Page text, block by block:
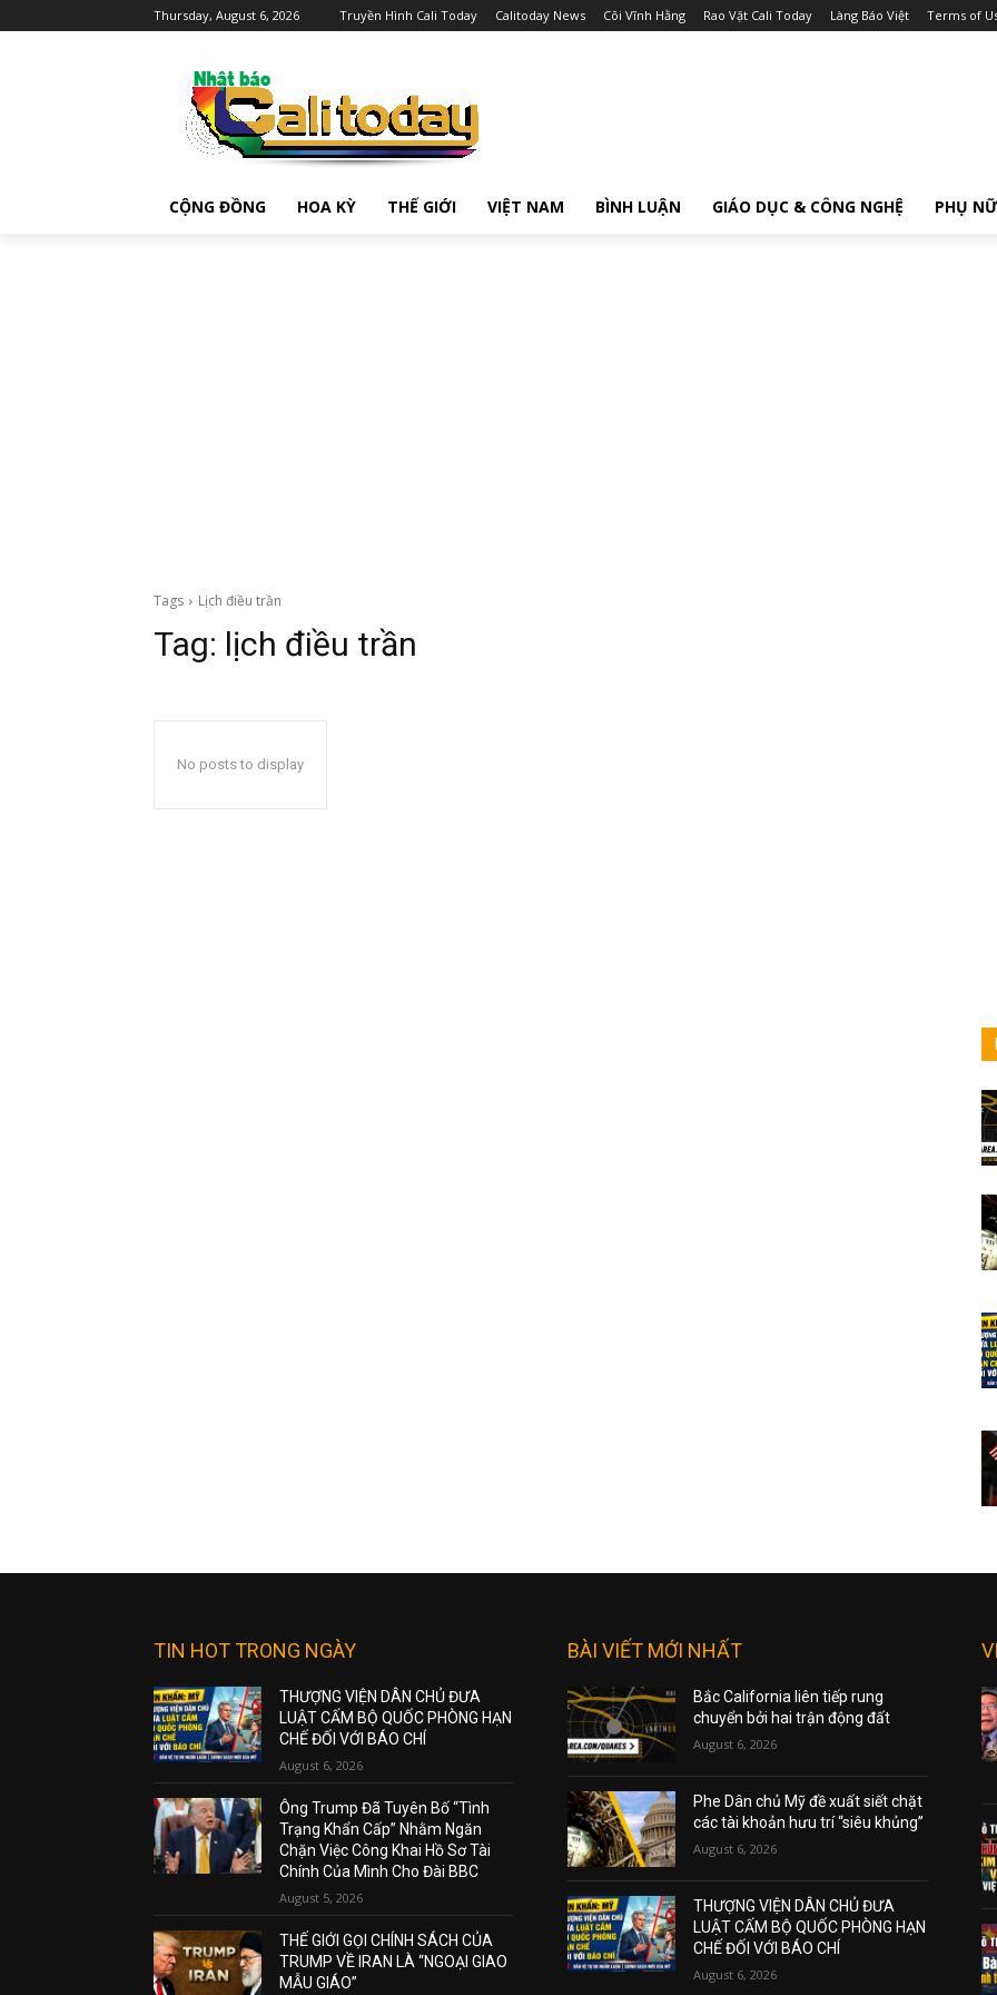
Thursday, August 6, 2026 Truyền Hình Cali Today Calitoday News Cõi Vĩnh Hằng Rao Vặt Cali Today Làng Báo Việt Terms of
CỘNG ĐỒNG HOA KỲ THẾ GIỚI VIỆT NAM BÌNH LUẬN GIÁO DỤC & CÔNG NGHỆ PHỤ NỮ
Tags Lịch điều trần
Tag: lịch điều trần
No posts to display
TIN HOT TRONG NGÀY
THƯỢNG VIỆN DÂN CHỦ ĐƯA
LUẬT CẤM BỘ QUỐC PHÒNG HẠN
CHẾ ĐỐI VỚI BÁO CHÍ
August 6, 2026
Ông Trump Đã Tuyên Bố “Tình
Trạng Khẩn Cấp” Nhằm Ngăn
Chặn Việc Công Khai Hồ Sơ Tài
Chính Của Mình Cho Đài BBC
August 5, 2026
THẾ GIỚI GỌI CHÍNH SÁCH CỦA
TRUMP VỀ IRAN LÀ “NGOẠI GIAO
MẪU GIÁO”
BÀI VIẾT MỚI NHẤT
Bắc California liên tiếp rung
chuyển bởi hai trận động đất
August 6, 2026
Phe Dân chủ Mỹ đề xuất siết chặt
các tài khoản hưu trí “siêu khủng”
August 6, 2026
THƯỢNG VIỆN DÂN CHỦ ĐƯA
LUẬT CẤM BỘ QUỐC PHÒNG HẠN
CHẾ ĐỐI VỚI BÁO CHÍ
August 6, 2026